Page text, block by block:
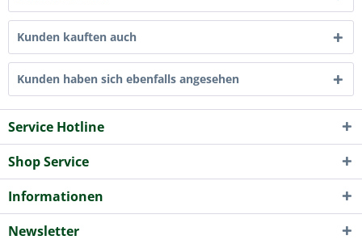
Kunden kauften auch
Kunden haben sich ebenfalls angesehen
Service Hotline
Shop Service
Informationen
Newsletter